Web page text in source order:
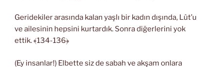
Geridekiler arasında kalan yaşlı bir kadın dışında, Lût’u
ve ailesinin hepsini kurtardık. Sonra diğerlerini yok
ettik. ﴾134-136﴿
(Ey insanlar!) Elbette siz de sabah ve akşam onlara